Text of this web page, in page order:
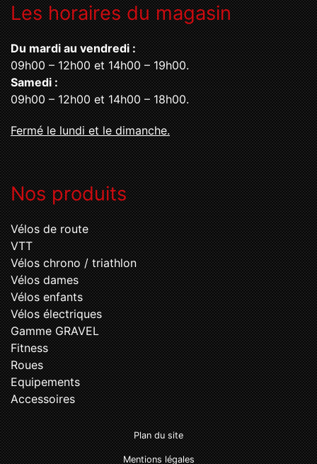
Les horaires du magasin
Du mardi au vendredi :
09h00 – 12h00 et 14h00 – 19h00.
Samedi :
09h00 – 12h00 et 14h00 – 18h00.
Fermé le lundi et le dimanche.
Nos produits
Vélos de route
VTT
Vélos chrono / triathlon
Vélos dames
Vélos enfants
Vélos électriques
Gamme GRAVEL
Fitness
Roues
Equipements
Accessoires
Plan du site
Mentions légales